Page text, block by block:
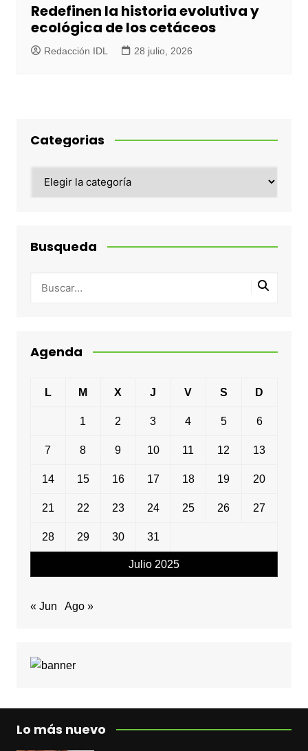
Redefinen la historia evolutiva y
ecológica de los cetáceos
Redacción IDL 28 julio, 2026
Categorias
Busqueda
Agenda
Julio 2025
L M X J V S D
1 2 3 4 5 6
7 8 9 10 11 12 13
14 15 16 17 18 19 20
21 22 23 24 25 26 27
28 29 30 31
« Jun Ago »
Lo más nuevo